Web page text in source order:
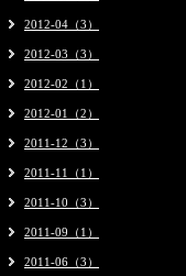
2012-04（3）
2012-03（3）
2012-02（1）
2012-01（2）
2011-12（3）
2011-11（1）
2011-10（3）
2011-09（1）
2011-06（3）